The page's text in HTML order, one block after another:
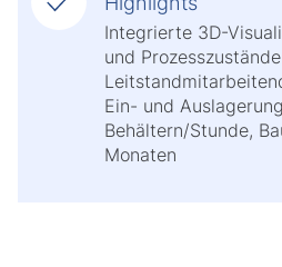
Integrierte 3D-
und
Ein- und
Behältern/Stunde,
Monaten